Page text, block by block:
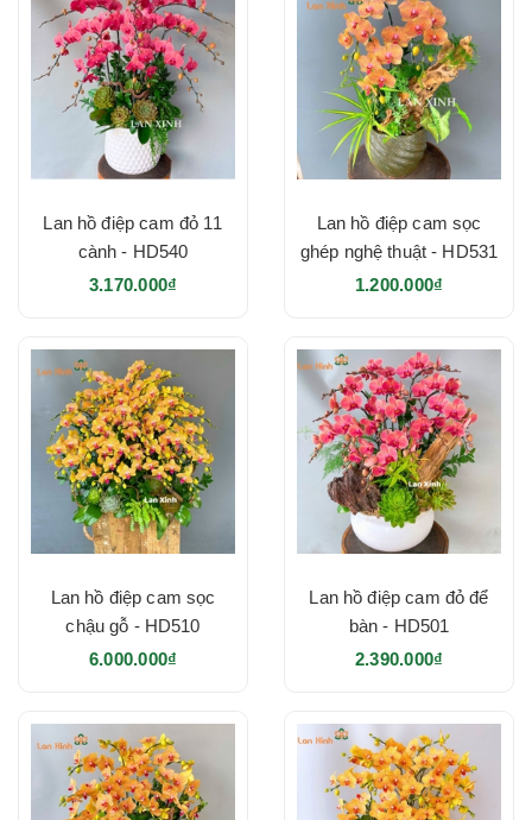
Lan hồ điệp cam đỏ 11
cành - HD540
3.170.000₫
Lan hồ điệp cam sọc
ghép nghệ thuật - HD531
1.200.000₫
Lan hồ điệp cam sọc
chậu gỗ - HD510
6.000.000₫
Lan hồ điệp cam đỏ để
bàn - HD501
2.390.000₫